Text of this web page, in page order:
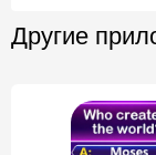
Другие